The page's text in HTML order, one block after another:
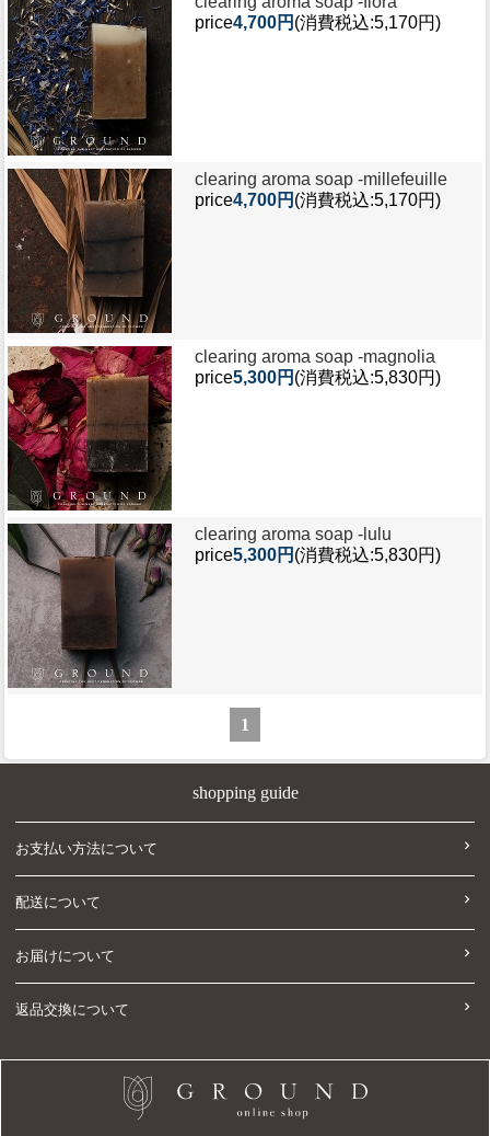
price4,700円 (消費税込:5,170円)
clearing aroma soap -millefeuille
price4,700円 (消費税込:5,170円)
clearing aroma soap -magnolia
price5,300円 (消費税込:5,830円)
clearing aroma soap - lulu
price5,300円 (消費税込:5,830円)
1
shopping guide
お支払い方法について
配送について
お届けについて
返品交換について